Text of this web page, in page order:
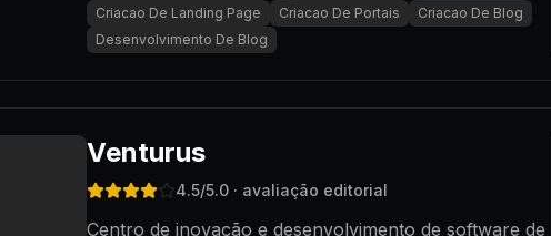
Criacao De Landing Page
Criacao De Portais
Criacao De Blog
Desenvolvimento De Blog
Venturus
4.5/5.0 · avaliação editorial
Centro de inovação e desenvolvimento de software de